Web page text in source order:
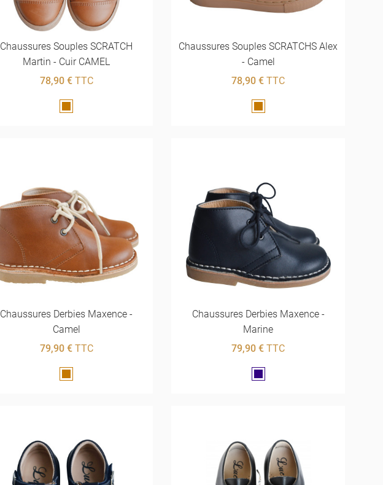
Chaussures Souples SCRATCH
Martin - Cuir CAMEL
78,90 €TTC
Marron
Chaussures Souples SCRATCHS Alex
- Camel
78,90 € TTC
Marron
Chaussures Derbies Maxence -
Camel
79,90 €TTC
Marron
Chaussures Derbies Maxence -
Marine
79,90 € TTC
Marine